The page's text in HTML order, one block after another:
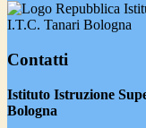
I.T.C. Tanari Bologna
Contatti
Istituto Istruzione
Bologna